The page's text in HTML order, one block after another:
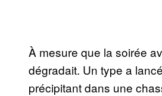
À mesure que la soirée
dégradait. Un type a
précipitant dans une